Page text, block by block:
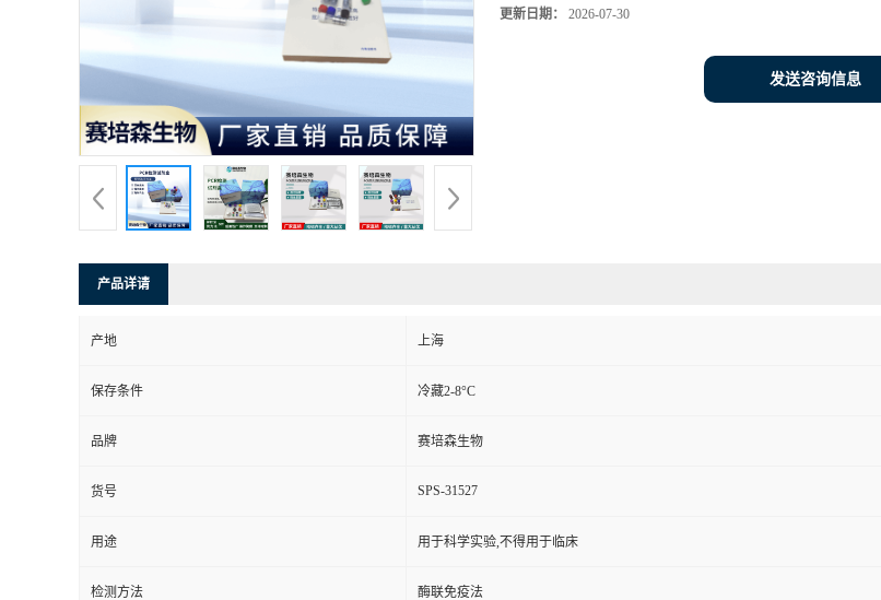
更新日期： 2026-07-30
发送咨询信息
产品详请
产地 上海
保存条件 冷藏2-8°C
品牌 赛培森生物
货号 SPS-31527
用途 用于科学实验,不得用于临床
检测方法 酶联免疫法